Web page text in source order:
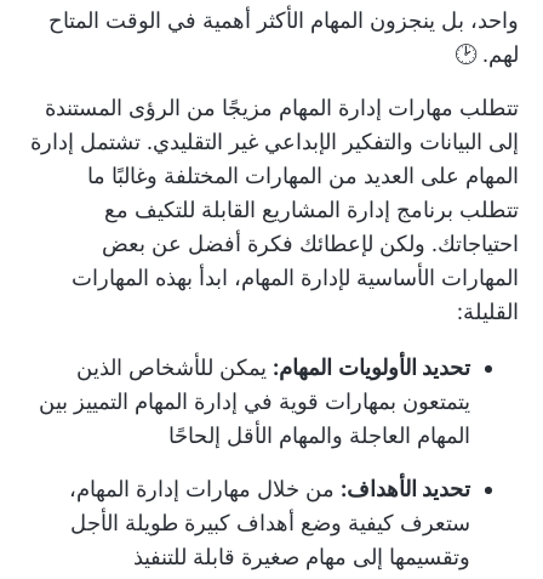
واحد، بل ينجزون المهام الأكثر أهمية في الوقت المتاح
لهم. 🕑
تتطلب مهارات إدارة المهام مزيجًا من الرؤى المستندة
إلى البيانات والتفكير الإبداعي غير التقليدي. تشتمل إدارة
المهام على العديد من المهارات المختلفة وغالبًا ما
تتطلب برنامج إدارة المشاريع القابلة للتكيف مع
احتياجاتك. ولكن لإعطائك فكرة أفضل عن بعض
المهارات الأساسية لإدارة المهام، ابدأ بهذه المهارات
القليلة:
تحديد الأولويات المهام: يمكن للأشخاص الذين
يتمتعون بمهارات قوية في إدارة المهام التمييز بين
المهام العاجلة والمهام الأقل إلحاحًا
تحديد الأهداف: من خلال مهارات إدارة المهام،
ستعرف كيفية وضع أهداف كبيرة طويلة الأجل
وتقسيمها إلى مهام صغيرة قابلة للتنفيذ